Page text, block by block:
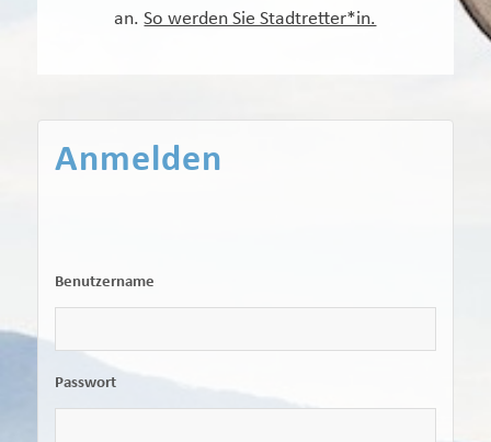
an.So werden Sie Stadtretter*in.
Anmelden
Benutzername
Passwort